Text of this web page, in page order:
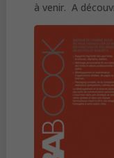
à venir. A